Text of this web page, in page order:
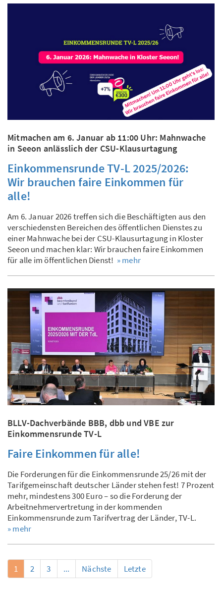
Mitmachen am 6. Januar ab 11:00 Uhr: Mahnwache
in Seeon anlässlich der CSU-Klausurtagung
Einkommensrunde TV-L 2025/2026:
Wir brauchen faire Einkommen für
alle!
Am 6. Januar 2026 treffen sich die Beschäftigten aus den
verschiedensten Bereichen des öffentlichen Dienstes zu
einer Mahnwache bei der CSU-Klausurtagung in Kloster
Seeon und machen klar: Wir brauchen faire Einkommen
für alle im öffentlichen Dienst! » mehr
BLLV-Dachverbände BBB, dbb und VBE zur
Einkommensrunde TV-L
Faire Einkommen für alle!
Die Forderungen für die Einkommensrunde 25/26 mit der
Tarifgemeinschaft deutscher Länder stehen fest! 7 Prozent
mehr, mindestens 300 Euro – so die Forderung der
Arbeitnehmervertretung in der kommenden
Einkommensrunde zum Tarifvertrag der Länder, TV-L.
» mehr
1 2 3 ... Nächste Letzte